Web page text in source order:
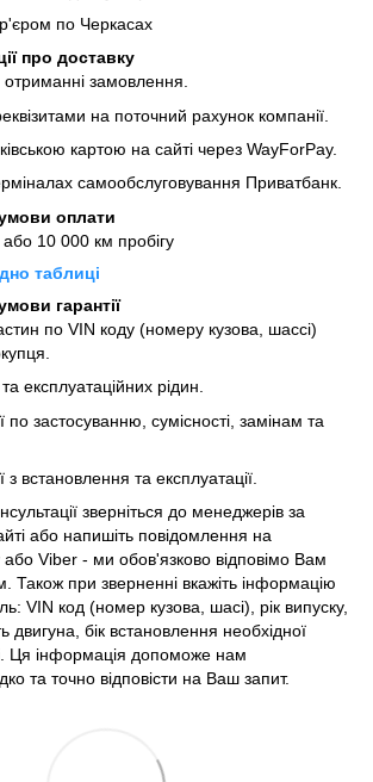
по Черкасах
про доставку
замовлення.
на поточний рахунок компанії.
картою на сайті через WayForPay.
самообслуговування Приватбанк.
оплати
або 10 000 км пробігу
таблиці
гарантії
по VIN коду (номеру кузова, шассі)
експлуатаційних рідин.
по застосуванню, сумісності, замінам та
з встановлення та експлуатації.
зверніться до менеджерів за
або напишіть повідомлення на
Viber - ми обов'язково відповімо Вам
Також при зверненні вкажіть інформацію
VIN код (номер кузова, шасі), рік випуску,
двигуна, бік встановлення необхідної
Ця інформація допоможе нам
та точно відповісти на Ваш запит.